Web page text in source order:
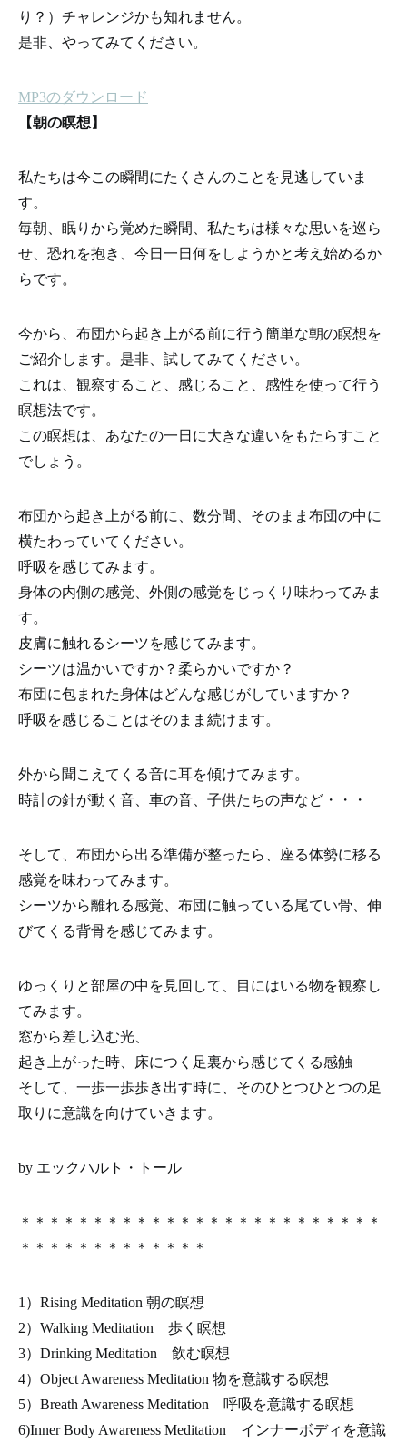
り？）チャレンジかも知れません。
是非、やってみてください。
MP3のダウンロード
【朝の瞑想】
私たちは今この瞬間にたくさんのことを見逃していま
す。
毎朝、眠りから覚めた瞬間、私たちは様々な思いを巡ら
せ、恐れを抱き、今日一日何をしようかと考え始めるか
らです。
今から、布団から起き上がる前に行う簡単な朝の瞑想を
ご紹介します。是非、試してみてください。
これは、観察すること、感じること、感性を使って行う
瞑想法です。
この瞑想は、あなたの一日に大きな違いをもたらすこと
でしょう。
布団から起き上がる前に、数分間、そのまま布団の中に
横たわっていてください。
呼吸を感じてみます。
身体の内側の感覚、外側の感覚をじっくり味わってみま
す。
皮膚に触れるシーツを感じてみます。
シーツは温かいですか？柔らかいですか？
布団に包まれた身体はどんな感じがしていますか？
呼吸を感じることはそのまま続けます。
外から聞こえてくる音に耳を傾けてみます。
時計の針が動く音、車の音、子供たちの声など・・・
そして、布団から出る準備が整ったら、座る体勢に移る
感覚を味わってみます。
シーツから離れる感覚、布団に触っている尾てい骨、伸
びてくる背骨を感じてみます。
ゆっくりと部屋の中を見回して、目にはいる物を観察し
てみます。
窓から差し込む光、
起き上がった時、床につく足裏から感じてくる感触
そして、一歩一歩歩き出す時に、そのひとつひとつの足
取りに意識を向けていきます。
by エックハルト・トール
＊＊＊＊＊＊＊＊＊＊＊＊＊＊＊＊＊＊＊＊＊＊＊＊＊
＊＊＊＊＊＊＊＊＊＊＊＊＊
1）Rising Meditation 朝の瞑想
2）Walking Meditation 歩く瞑想
3）Drinking Meditation 飲む瞑想
4）Object Awareness Meditation 物を意識する瞑想
5）Breath Awareness Meditation 呼吸を意識する瞑想
6)Inner Body Awareness Meditation インナーボディを意識